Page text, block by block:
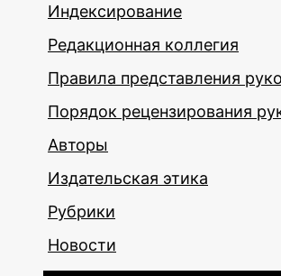
Индексирование
Редакционная коллегия
Правила представления
Порядок рецензирования
Авторы
Издательская этика
Рубрики
Новости